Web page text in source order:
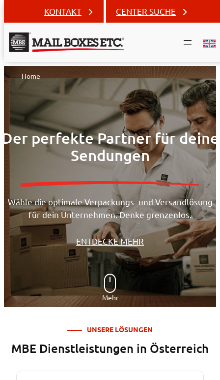
Zum
Inhalt
KONTAKT CENTER SUCHE
Home
Der perfekte Partner für deine
Sendungen
Wähle die optimale Verpackungs- und Versandlösung
für dein Unternehmen. Denke grenzenlos.
ENTDECKE MEHR
Mehr
UNSERE LÖSUNGEN
MBE Dienstleistungen in Österreich